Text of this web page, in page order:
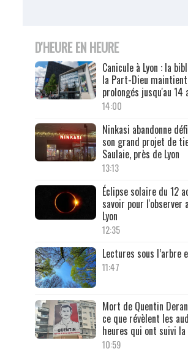
D'HEURE EN HEURE
Canicule à Lyon : la
la Part-Dieu
prolongés jusqu'au 14
14:00
Ninkasi abandonne
son grand projet de
Saulaie, près de Lyon
13:13
Éclipse solaire du 12
savoir pour l'observer
Lyon
12:35
Lectures sous l’arbre
11:47
Mort de Quentin
ce que révèlent les
heures qui ont suivi
10:59